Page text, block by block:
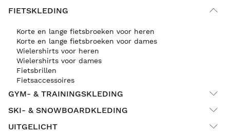
FIETSKLEDING
Korte en lange fietsbroeken voor heren
Korte en lange fietsbroeken voor dames
Wielershirts voor heren
Wielershirts voor dames
Fietsbrillen
Fietsaccessoires
GYM- & TRAININGSKLEDING
SKI- & SNOWBOARDKLEDING
UITGELICHT